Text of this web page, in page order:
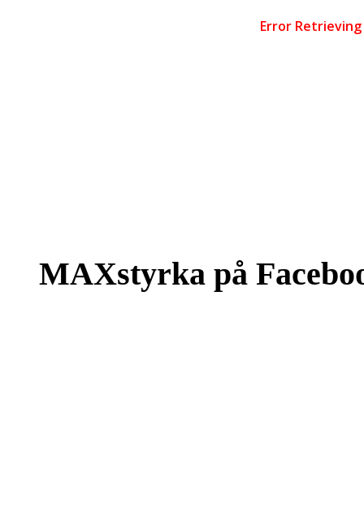
MAXstyrka på